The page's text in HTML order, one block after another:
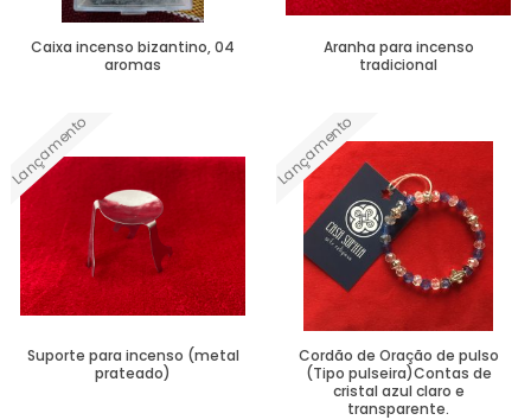
Caixa incenso bizantino, 04
aromas
Aranha para incenso
tradicional
Lançamento
Suporte para incenso (metal
prateado)
Lançamento
Cordão de Oração de pulso
(Tipo pulseira)Contas de
cristal azul claro e
transparente.